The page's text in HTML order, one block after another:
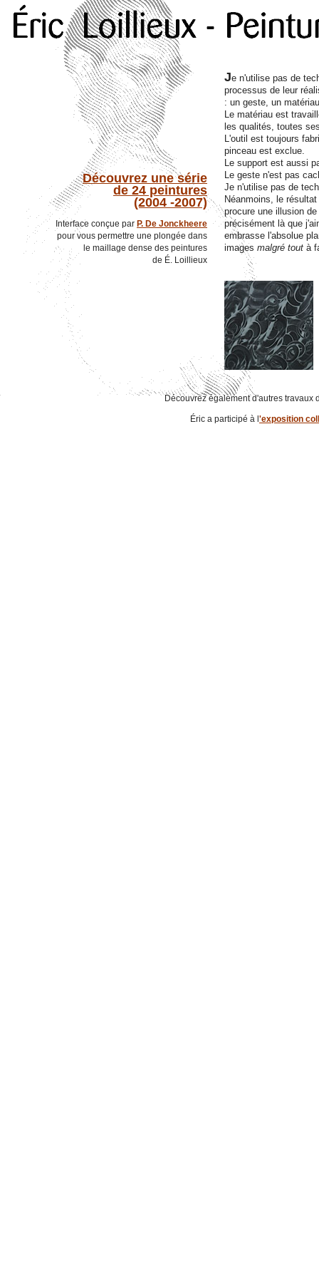
Découvrez une série
de 24 peintures
(2004 -2007)
Interface conçue par P. De Jonckheere
pour vous permettre une plongée dans
le maillage dense des peintures
de É. Loillieux
Je n'utilise pas de
processus de leur
: un geste, un
Le matériau est
les qualités, toutes
L'outil est toujours
pinceau est exclue.
Le support est aussi
Le geste n'est pas
Je n'utilise pas de
Néanmoins, le
procure une illusion
précisément là que
embrasse l'absolue
images malgré tout à
Découvrez également d'autres
Éric a participé à l 'exposition